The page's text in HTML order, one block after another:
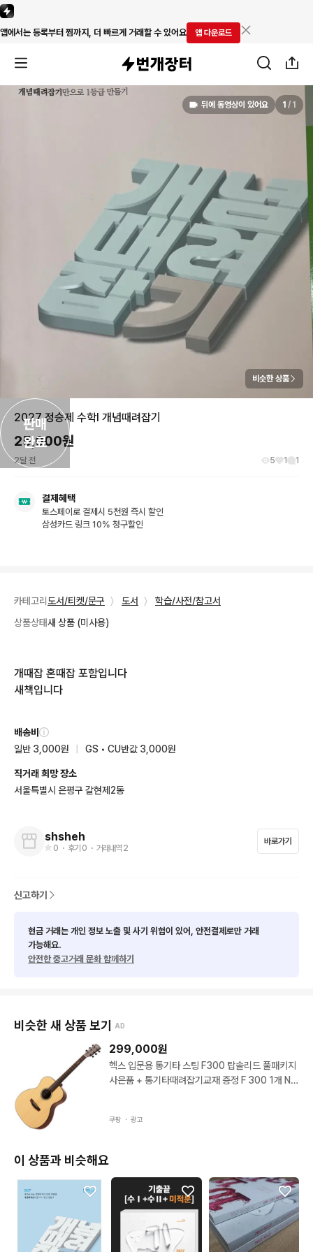
앱에서는 등록부터 찜까지, 더 빠르게 거래할 수 있어요 앱 다운로드
판매
완료
뒤에 동영상이 있어요 1 / 1
비슷한 상품
2027 정승제 수학I 개념때려잡기
25,000원
2달 전 5 1 1
결제혜택
토스페이로 결제시 5천원 즉시 할인
삼성카드 링크 10% 청구할인
카테고리 도서/티켓/문구 〉 도서 〉
학습/사전/참고서
상품상태새 상품 (미사용)
개때잡 혼때잡 포함입니다
새책입니다
배송비
일반 3,000원
GS • CU반값 3,000원
직거래 희망 장소
서울특별시 은평구 갈현제2동
shsheh
0 ・ 후기 0 ・ 거래내역 2
바로가기
신고하기
현금 거래는 개인 정보 노출 및 사기 위험이 있어, 안전결제로만 거래
가능해요.
안전한 중고거래 문화 함께하기
비슷한 새 상품 보기 AD
299,000원
헥스 입문용 통기타 스팅 F300 탑솔리드 풀패키지
사은품 + 통기타때려잡기교재 증정 F 300 1개 Na
쿠팡 ・ 광고
이 상품과 비슷해요